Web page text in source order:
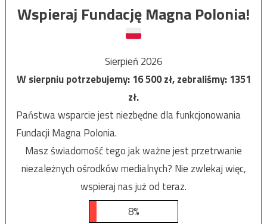
Wspieraj Fundację Magna Polonia!
Sierpień 2026
W sierpniu potrzebujemy:16 500zł, zebraliśmy:1351
zł.
Państwa wsparcie jest niezbędne dla funkcjonowania
Fundacji Magna Polonia.
Masz świadomość tego jak ważne jest przetrwanie
niezależnych ośrodków medialnych? Nie zwlekaj więc,
wspieraj nas już od teraz.
8%